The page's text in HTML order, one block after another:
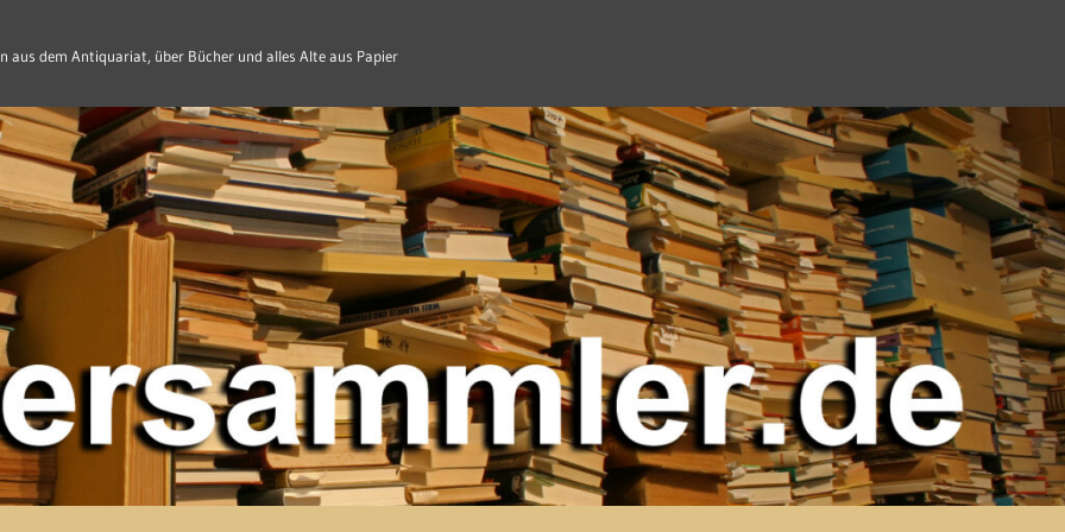
aus dem Antiquariat, über Bücher und alles Alte aus Papier